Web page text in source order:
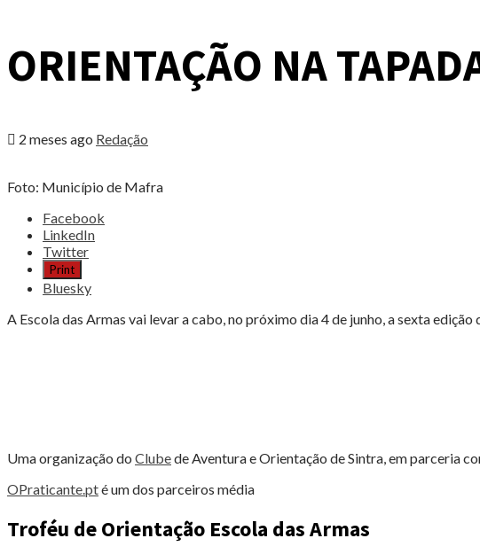
ORIENTAÇÃO NA
2 meses ago Redação
Foto: Município de Mafra
Share
post
"ORIENTAÇÃO
TAPADA
MILITAR
Facebook
LinkedIn
Twitter
Print
Bluesky
A Escola das Armas vai levar a cabo, no próximo dia 4 de junho, a sexta
Uma organização do Clubede Aventura e Orientação de Sintra, em parceria
OPraticante.pté um dos parceiros média
Troféu de Orientação Escola das Armas